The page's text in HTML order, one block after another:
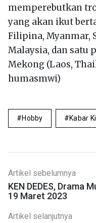
memperebutkan
yang akan ikut
Filipina, Myanmar,
Malaysia, dan satu
Mekong (Laos,
humasmwi)
Hobby Kabar
Artikel sebelumnya
KEN DEDES, Drama
19 Maret 2023
Artikel selanjutnya